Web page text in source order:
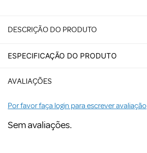
DESCRIÇÃO DO PRODUTO
ESPECIFICAÇÃO DO PRODUTO
AVALIAÇÕES
Por favor faça login para escrever avaliação
Sem avaliações.